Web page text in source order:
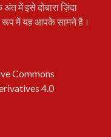
में इसे दोबारा ज़िंदा
रूप में यह आपके सामने है।
Commons
4.0